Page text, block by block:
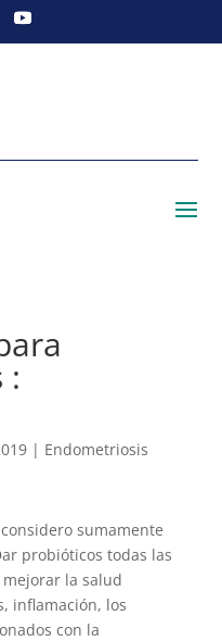
:
| Endometriosis
sumamente
probióticos todas las
la salud
inflamación, los
con la